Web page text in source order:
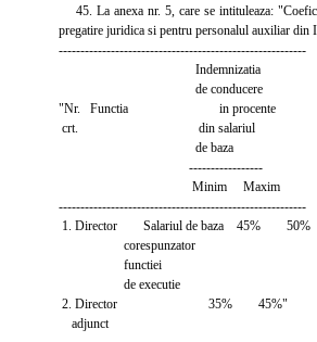
45. La anexa nr. 5, care se intituleaza:
pregatire juridica si pentru personalul auxiliar
---------------------------------------------------------
Indemnizatia
de conducere
"Nr. Functia in procente
crt. din salariul
de baza
-----------------
Minim Maxim
---------------------------------------------------------
1. Director Salariul de baza 45% 50%
corespunzator
functiei
de executie
2. Director 35% 45%"
adjunct